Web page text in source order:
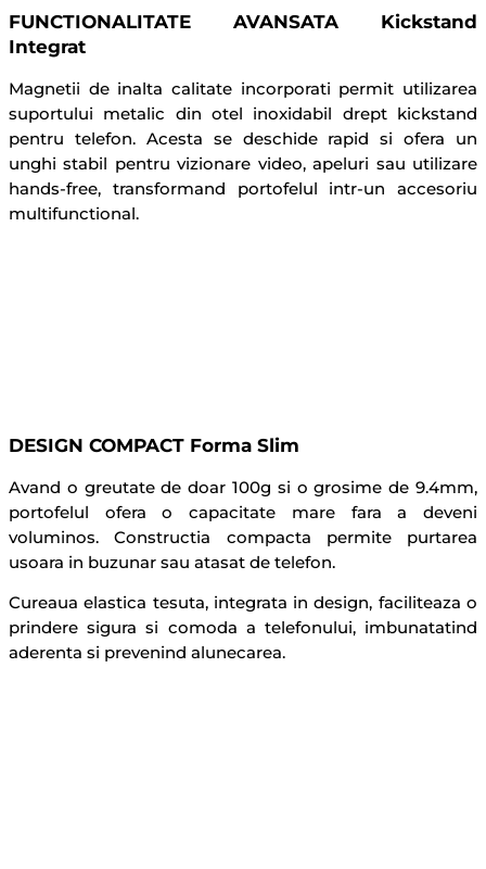
FUNCTIONALITATE AVANSATA Kickstand
Integrat
Magnetii de inalta calitate incorporati permit utilizarea
suportului metalic din otel inoxidabil drept kickstand
pentru telefon. Acesta se deschide rapid si ofera un
unghi stabil pentru vizionare video, apeluri sau utilizare
hands-free, transformand portofelul intr-un accesoriu
multifunctional.
DESIGN COMPACT Forma Slim
Avand o greutate de doar 100g si o grosime de 9.4mm,
portofelul ofera o capacitate mare fara a deveni
voluminos. Constructia compacta permite purtarea
usoara in buzunar sau atasat de telefon.
Cureaua elastica tesuta, integrata in design, faciliteaza o
prindere sigura si comoda a telefonului, imbunatatind
aderenta si prevenind alunecarea.